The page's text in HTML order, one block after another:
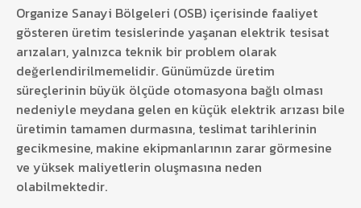
Organize Sanayi Bölgeleri (OSB) içerisinde faaliyet
gösteren üretim tesislerinde yaşanan elektrik tesisat
arızaları, yalnızca teknik bir problem olarak
değerlendirilmemelidir. Günümüzde üretim
süreçlerinin büyük ölçüde otomasyona bağlı olması
nedeniyle meydana gelen en küçük elektrik arızası bile
üretimin tamamen durmasına, teslimat tarihlerinin
gecikmesine, makine ekipmanlarının zarar görmesine
ve yüksek maliyetlerin oluşmasına neden
olabilmektedir.